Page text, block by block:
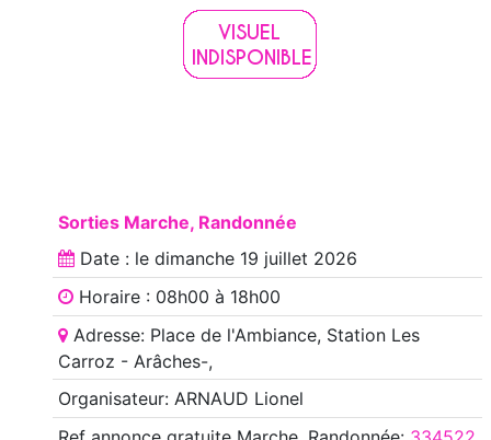
Sorties Marche, Randonnée
Date : le dimanche 19 juillet 2026
Horaire : 08h00 à 18h00
Adresse: Place de l'Ambiance, Station Les
Carroz - Arâches-,
Organisateur: ARNAUD Lionel